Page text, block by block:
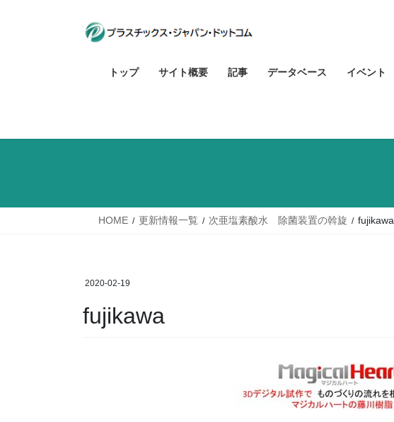
トップ サイト概要 記事 データベース イベント
HOME 更新情報一覧 次亜塩素酸水 除菌装置の斡旋 fujikawa
2020-02-19
fujikawa